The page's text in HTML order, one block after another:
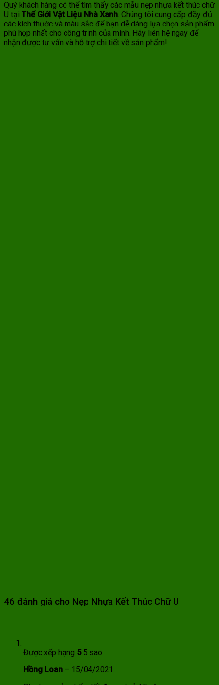
Quý khách hàng có thể tìm thấy các mẫu nẹp nhựa kết thúc chữ
U tại Thế Giới Vật Liệu Nhà Xanh. Chúng tôi cung cấp đầy đủ
các kích thước và màu sắc để bạn dễ dàng lựa chọn sản phẩm
phù hợp nhất cho công trình của mình. Hãy liên hệ ngay để
nhận được tư vấn và hỗ trợ chi tiết về sản phẩm!
46 đánh giá cho Nẹp Nhựa Kết Thúc Chữ U
Được xếp hạng 55 sao
Hồng Loan – 15/04/2021